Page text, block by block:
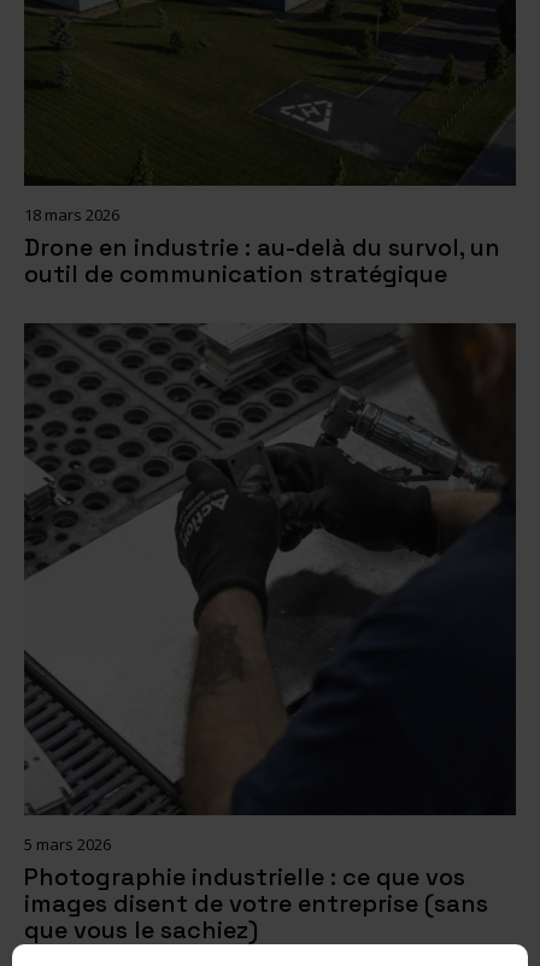
18 mars 2026
Drone en industrie : au-delà du survol, un
outil de communication stratégique
5 mars 2026
Photographie industrielle : ce que vos
images disent de votre entreprise (sans
que vous le sachiez)